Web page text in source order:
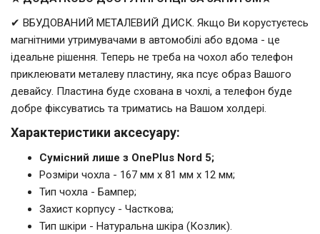
✔ ВБУДОВАНИЙ МЕТАЛЕВИЙ ДИСК. Якщо Ви корустуєтесь
магнітними утримувачами в автомобілі або вдома - це
ідеальне рішення. Теперь не треба на чохол або телефон
приклеювати металеву пластину, яка псує образ Вашого
девайсу. Пластина буде схована в чохлі, а телефон буде
добре фіксуватись та триматись на Вашом холдері.
Характеристики аксесуару:
Сумісний лише з OnePlus Nord 5;
Розміри чохла - 167 мм x 81 мм x 12 мм;
Тип чохла - Бампер;
Захист корпусу - Часткова;
Тип шкіри - Натуральна шкіра (Козлик).